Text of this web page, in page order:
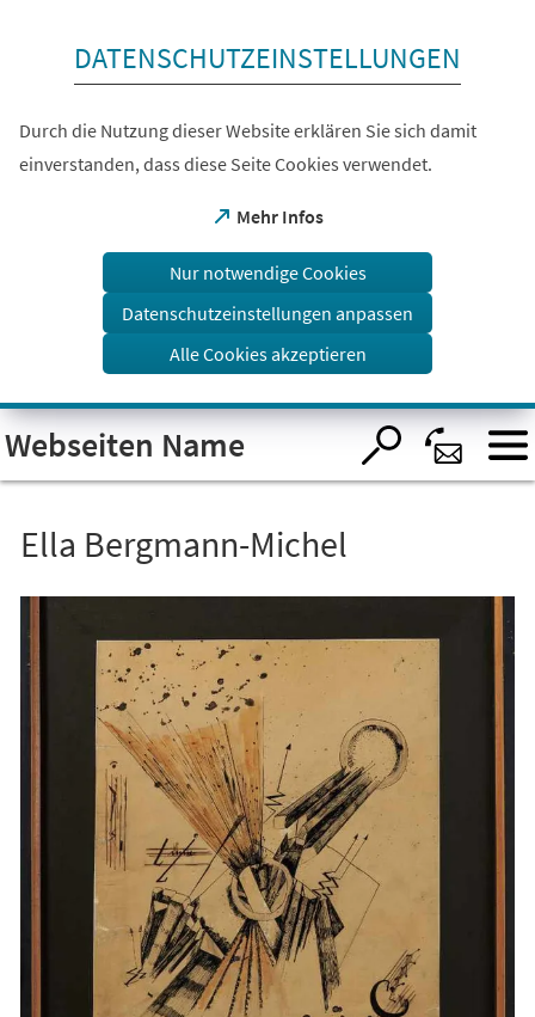
Visuelle
Assistenzsoftware
öffnen.
DATENSCHUTZEINSTELLUNGEN
Durch die Nutzung dieser Website erklären Sie sich damit
einverstanden, dass diese Seite Cookies verwendet.
Mehr Infos
(Öffnet
einem
Tab)
Nur notwendige Cookies
Datenschutzeinstellungen anpassen
Alle Cookies akzeptieren
Webseiten Name
Ella Bergmann-Michel